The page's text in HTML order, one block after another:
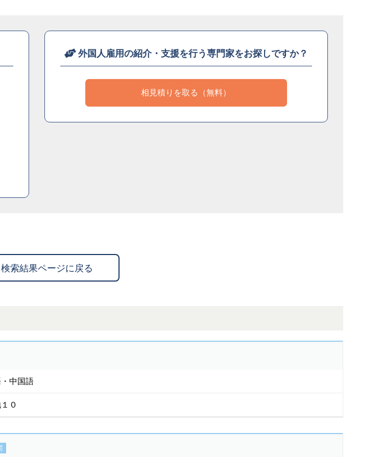
外国人雇用の紹介・支援を行う専門家をお探しですか？
相見積りを取る（無料）
検索結果ページに戻る
中国語
０